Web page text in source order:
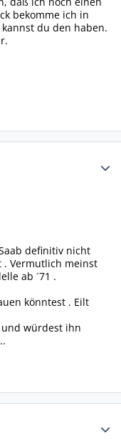
bekomme ich in
du den haben.
definitiv nicht
. Vermutlich meinst
ab ´71 .
könntest . Eilt
und würdest ihn